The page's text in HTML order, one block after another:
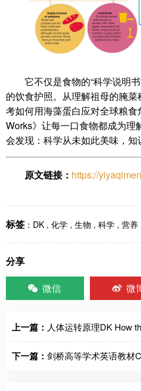
它不仅是食物的“科学说明
的饮食护照。从理解祖母的腌
考如何用海藻蛋白应对全球粮
Works》让每一口食物都成为理
会发现：科学从未如此美味，知
原文链接： https://
标签 ： DK , 化学 , 生物 , 科学 , 营养
分享
微信
微
上一篇： 人体运转原理DK How
下一篇： 剑桥高等学术英语教材